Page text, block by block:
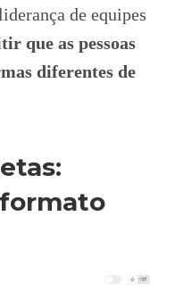
de equipes
que as pessoas
diferentes de